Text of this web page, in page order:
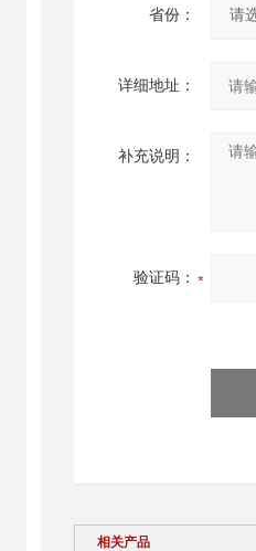
省份：
详细地址：
补充说明：
验证码：
相关产品